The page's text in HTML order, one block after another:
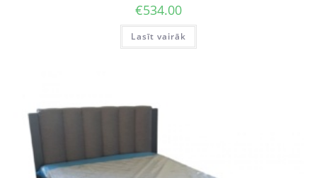
€534.00
Lasīt vairāk